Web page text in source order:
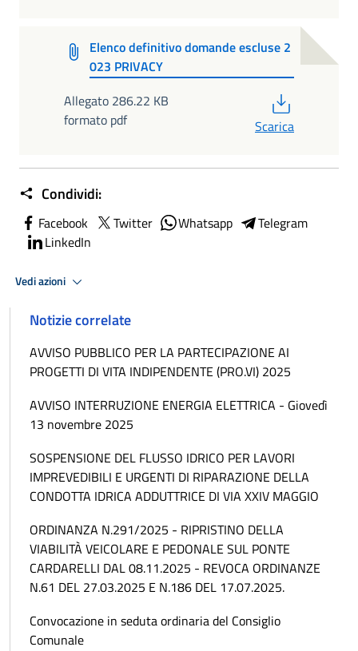
Elenco definitivo domande escluse 2
023 PRIVACY
Allegato 286.22 KB
formato pdf
Scarica
Condividi:
Facebook Twitter Whatsapp
Telegram
LinkedIn
Vedi azioni
Notizie correlate
AVVISO PUBBLICO PER LA PARTECIPAZIONE AI
PROGETTI DI VITA INDIPENDENTE (PRO.VI) 2025
AVVISO INTERRUZIONE ENERGIA ELETTRICA - Giovedì
13 novembre 2025
SOSPENSIONE DEL FLUSSO IDRICO PER LAVORI
IMPREVEDIBILI E URGENTI DI RIPARAZIONE DELLA
CONDOTTA IDRICA ADDUTTRICE DI VIA XXIV MAGGIO
ORDINANZA N.291/2025 - RIPRISTINO DELLA
VIABILITÀ VEICOLARE E PEDONALE SUL PONTE
CARDARELLI DAL 08.11.2025 - REVOCA ORDINANZE
N.61 DEL 27.03.2025 E N.186 DEL 17.07.2025.
Convocazione in seduta ordinaria del Consiglio
Comunale